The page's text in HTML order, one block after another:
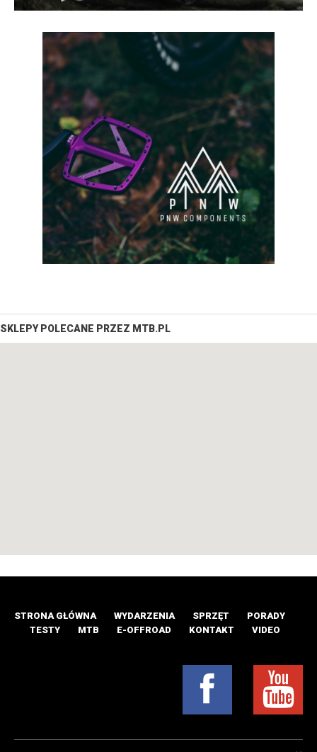
SKLEPY POLECANE PRZEZ MTB.PL
STRONA GŁÓWNA WYDARZENIA SPRZĘT
PORADY
TESTY
MTB E-OFFROAD KONTAKT VIDEO